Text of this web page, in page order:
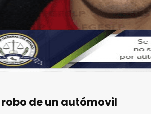
robo de un autómovil